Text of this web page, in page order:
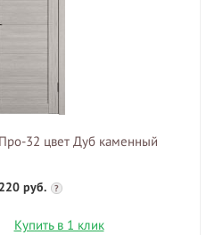
32 цвет Дуб каменный
руб. ?
Купить в 1 клик